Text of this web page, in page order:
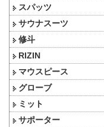
スパッツ
サウナスーツ
修斗
RIZIN
マウスピース
グローブ
ミット
サポーター